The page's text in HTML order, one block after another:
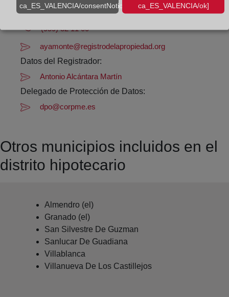
Datos de contacto:
(959) 32 11 00
ayamonte@registrodelapropiedad.org
Datos del Registrador:
Antonio Alcántara Martín
Delegado de Protección de Datos:
dpo@corpme.es
Otros municipios incluidos en el
distrito hipotecario
Almendro (el)
Granado (el)
San Silvestre De Guzman
Sanlucar De Guadiana
Villablanca
Villanueva De Los Castillejos
ca_ES_VALENCIA/consentNotice/learnMore]ca_ES_VALENCIA/ok]